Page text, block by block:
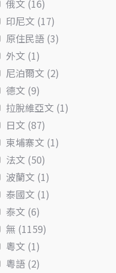
俄文 (16)
印尼文 (17)
原住民語 (3)
外文 (1)
尼泊爾文 (2)
德文 (9)
拉脫維亞文 (1)
日文 (87)
柬埔寨文 (1)
法文 (50)
波蘭文 (1)
泰國文 (1)
泰文 (6)
無 (1159)
粵文 (1)
粵語 (2)